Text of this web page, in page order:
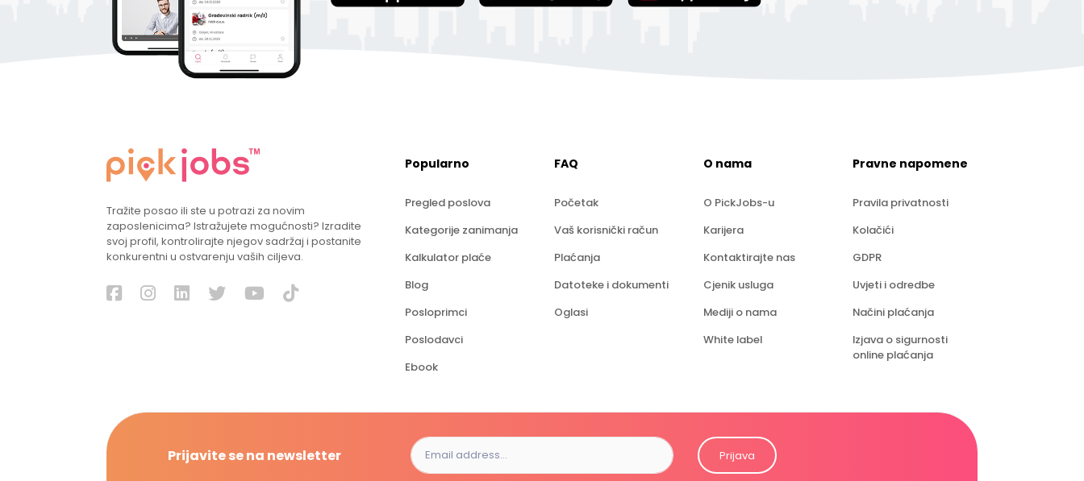
Tražite posao ili ste u potrazi za novim
zaposlenicima? Istražujete mogućnosti? Izradite
svoj profil, kontrolirajte njegov sadržaj i postanite
konkurentni u ostvarenju vaših ciljeva.
Popularno
Pregled poslova
Kategorije zanimanja
Kalkulator plaće
Blog
Posloprimci
Poslodavci
Ebook
FAQ
Početak
Vaš korisnički račun
Plaćanja
Datoteke i dokumenti
Oglasi
O nama
O PickJobs-u
Karijera
Kontaktirajte nas
Cjenik usluga
Mediji o nama
White label
Pravne napomene
Pravila privatnosti
Kolačići
GDPR
Uvjeti i odredbe
Načini plaćanja
Izjava o sigurnosti
online plaćanja
Prijavite se na newsletter Prijava